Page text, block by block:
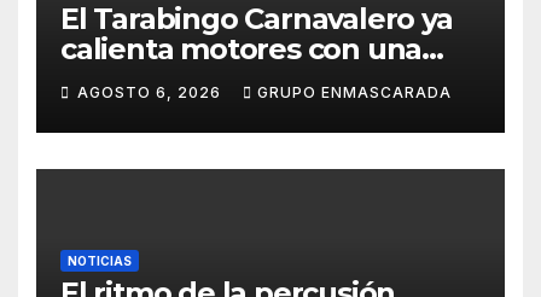
El Tarabingo Carnavalero ya
calienta motores con una
nueva edición cargada de
sorpresas
AGOSTO 6, 2026 GRUPO ENMASCARADA
NOTICIAS